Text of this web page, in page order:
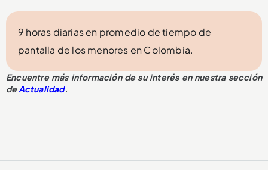
9 horas diarias en promedio de tiempo de
pantalla de los menores en Colombia.
Encuentre más información de su interés en nuestra sección
deActualidad.